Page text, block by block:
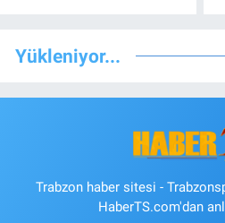
Yükleniyor...
Trabzon haber sitesi -
HaberTS.com'dan